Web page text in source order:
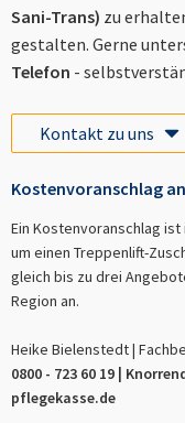
Sani-Trans) zu
gestalten. Gerne
Telefon -
Kontakt zu uns
Kostenvoranschlag
Ein Kostenvoranschlag
um einen Treppenlift-
gleich bis zu drei
Region an.
Heike Bielenstedt |
0800 - 723 60 19 |
pflegekasse.de